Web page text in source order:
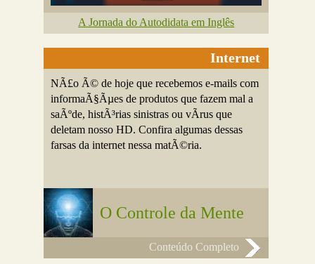
A Jornada do Autodidata em Inglês
Internet
NÃ£o Ã© de hoje que recebemos e-mails com
informaÃ§Ãµes de produtos que fazem mal a
saÃºde, histÃ³rias sinistras ou vÃ­rus que
deletam nosso HD. Confira algumas dessas
farsas da internet nessa matÃ©ria.
O Controle da Mente
Conteúdo Completo